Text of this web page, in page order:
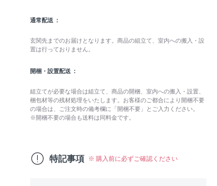
通常配送
玄関先までのお届けとなります。商品の組立て、室内への搬入・設
置は行っておりません。
開梱・設置配送
組立てが必要な場合は組立て、商品の開梱、室内への搬入・設置、
梱包材等の残材処理をいたします。お客様のご都合により開梱不要
の場合は、ご注文時の備考欄に「開梱不要」とご入力ください。
※開梱不要の場合も送料は同料金です。
特記事項 ※ 購入前に必ずご確認ください